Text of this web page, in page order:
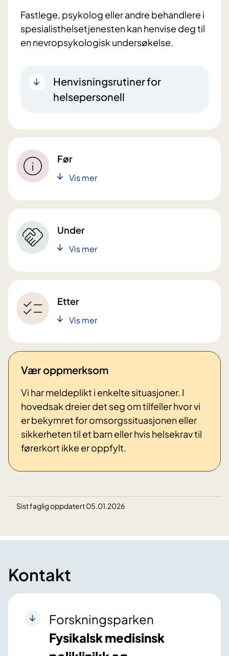
Fastlege, psykolog eller andre behandlere i
spesialisthelsetjenesten kan henvise deg til
en nevropsykologisk undersøkelse.
Henvisningsrutiner for
helsepersonell
Før
Vis mer
Under
Vis mer
Etter
Vis mer
Vær oppmerksom
Vi har meldeplikt i enkelte situasjoner. I
hovedsak dreier det seg om tilfeller hvor vi
er bekymret for omsorgssituasjonen eller
sikkerheten til et barn eller hvis helsekrav til
førerkort ikke er oppfylt.
Sist faglig oppdatert 05.01.2026
Kontakt
Forskningsparken
Fysikalsk medisinsk